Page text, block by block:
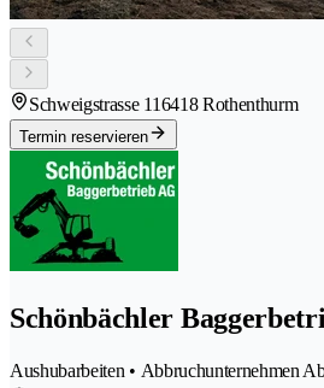
Schweigstrasse 116418 Rothenthurm
Termin reservieren
Schönbächler
Aushubarbeiten • Abbruchunternehmen